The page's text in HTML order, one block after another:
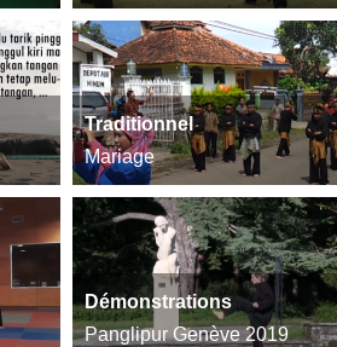
Traditionnel
Mariage
Démonstrations
Panglipur Genève 2019